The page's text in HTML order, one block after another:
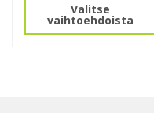
Valitse
vaihtoehdoista
useampi